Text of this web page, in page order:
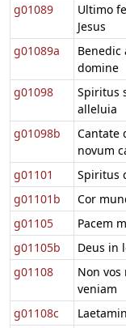
g01089
Ultimo
Jesus
g01089a
Benedic
domine
g01098
Spiritus
alleluia
g01098b
Cantate
novum
g01101 Spiritus
g01101b
Cor
g01105
Pacem
g01105b
Deus in
g01108
Non
veniam
g01108c